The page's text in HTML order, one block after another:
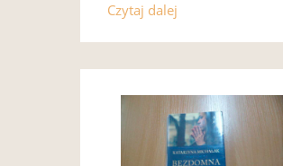
Czytaj dalej